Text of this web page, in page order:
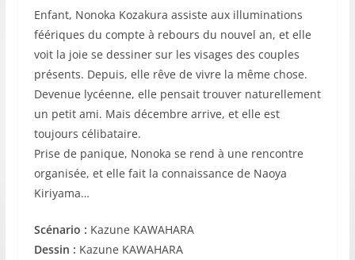
Enfant, Nonoka Kozakura assiste aux illuminations
féériques du compte à rebours du nouvel an, et elle
voit la joie se dessiner sur les visages des couples
présents. Depuis, elle rêve de vivre la même chose.
Devenue lycéenne, elle pensait trouver naturellement
un petit ami. Mais décembre arrive, et elle est
toujours célibataire.
Prise de panique, Nonoka se rend à une rencontre
organisée, et elle fait la connaissance de Naoya
Kiriyama…
Scénario : Kazune KAWAHARA
Dessin : Kazune KAWAHARA